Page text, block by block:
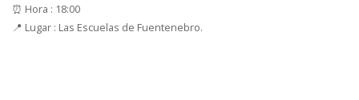
⏰ Hora : 18:00
📍 Lugar : Las Escuelas de Fuentenebro.